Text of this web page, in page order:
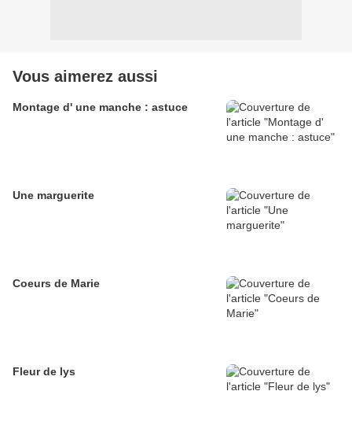
Vous aimerez aussi
Montage d' une manche : astuce
Une marguerite
Coeurs de Marie
Fleur de lys